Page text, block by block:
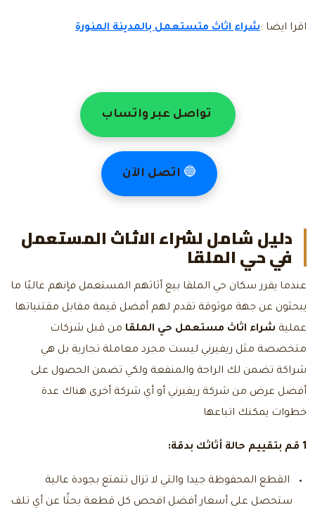
اقرا ايضا :شراء اثاث متستعمل بالمدينة المنورة
تواصل عبر واتساب
🔵 اتصل الآن
دليل شامل لشراء الاثاث المستعمل
في حي الملقا
عندما يقرر سكان حي الملقا بيع أثاثهم المستعمل فإنهم غالبًا ما
يبحثون عن جهة موثوقة تقدم لهم أفضل قيمة مقابل مقتنياتها
عملية شراء اثاث مستعمل حي الملقا من قبل شركات
متخصصة مثل ريفيرني ليست مجرد معاملة تجارية بل هي
شراكة تضمن لك الراحة والمنفعة ولكي تضمن الحصول على
أفضل عرض من شركة ريفيرني أو أي شركة أخرى هناك عدة
خطوات يمكنك اتباعها
1 قم بتقييم حالة أثاثك بدقة:
القطع المحفوظة جيدا والتي لا تزال تتمتع بجودة عالية
ستحصل على أسعار أفضل افحص كل قطعة بحثًا عن أي تلف